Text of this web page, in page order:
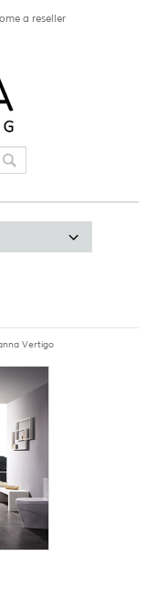
a reseller
Vertigo